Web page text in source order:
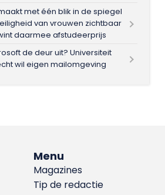
met één blik in de spiegel
van vrouwen zichtbaar
daarmee afstudeerprijs
de deur uit? Universiteit
wil eigen mailomgeving
Menu
Magazines
Tip de redactie